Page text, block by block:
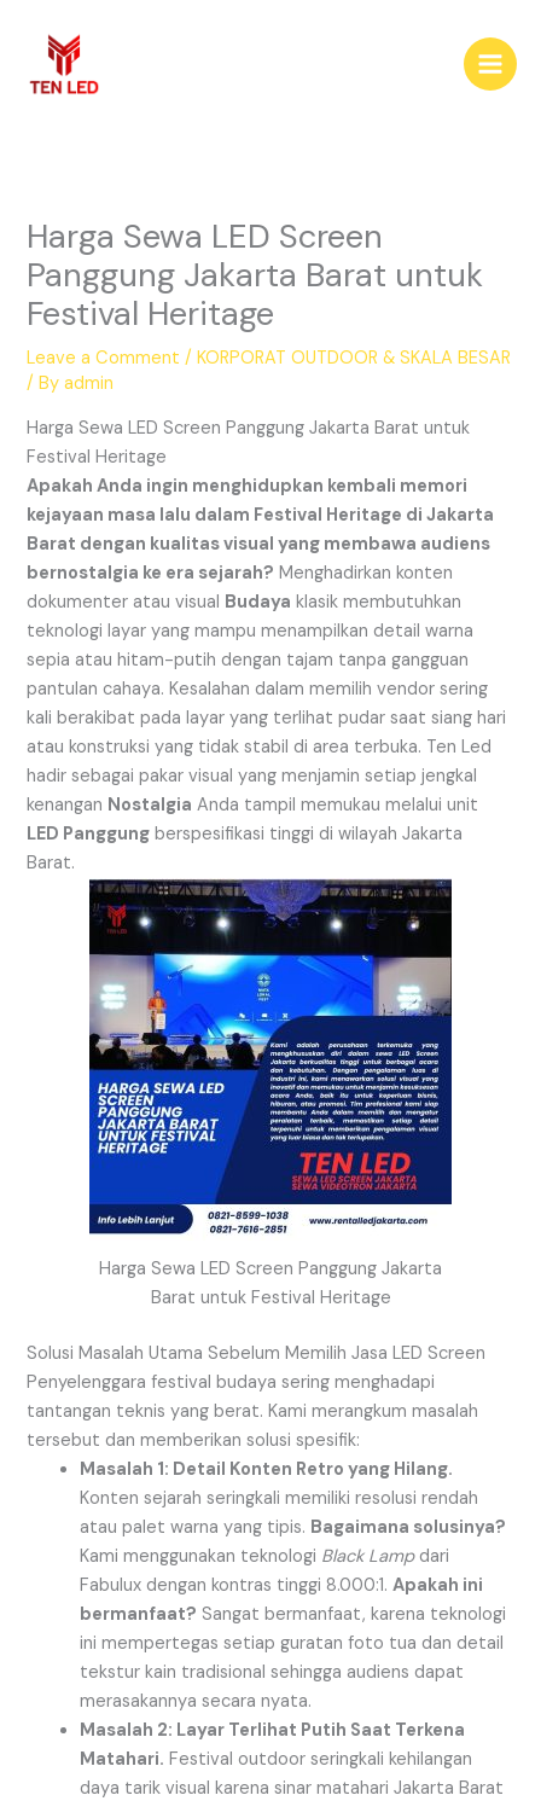
content
Harga Sewa LED Screen
Panggung Jakarta Barat untuk
Festival Heritage
Leave a Comment /KORPORAT OUTDOOR & SKALA BESAR
/ Byadmin
Harga Sewa LED Screen Panggung Jakarta Barat untuk
Festival Heritage
Apakah Anda ingin menghidupkan kembali memori
kejayaan masa lalu dalam Festival Heritage di Jakarta
Barat dengan kualitas visual yang membawa audiens
bernostalgia ke era sejarah? Menghadirkan konten
dokumenter atau visual Budaya klasik membutuhkan
teknologi layar yang mampu menampilkan detail warna
sepia atau hitam-putih dengan tajam tanpa gangguan
pantulan cahaya. Kesalahan dalam memilih vendor sering
kali berakibat pada layar yang terlihat pudar saat siang hari
atau konstruksi yang tidak stabil di area terbuka. Ten Led
hadir sebagai pakar visual yang menjamin setiap jengkal
kenangan Nostalgia Anda tampil memukau melalui unit
LED Panggung berspesifikasi tinggi di wilayah Jakarta
Barat.
Harga Sewa LED Screen Panggung Jakarta
Barat untuk Festival Heritage
Solusi Masalah Utama Sebelum Memilih Jasa LED Screen
Penyelenggara festival budaya sering menghadapi
tantangan teknis yang berat. Kami merangkum masalah
tersebut dan memberikan solusi spesifik:
Masalah 1: Detail Konten Retro yang Hilang.
Konten sejarah seringkali memiliki resolusi rendah
atau palet warna yang tipis. Bagaimana solusinya?
Kami menggunakan teknologi Black Lampdari
Fabulux dengan kontras tinggi 8.000:1.Apakah ini
bermanfaat? Sangat bermanfaat, karena teknologi
ini mempertegas setiap guratan foto tua dan detail
tekstur kain tradisional sehingga audiens dapat
merasakannya secara nyata.
Masalah 2: Layar Terlihat Putih Saat Terkena
Matahari. Festival outdoor seringkali kehilangan
daya tarik visual karena sinar matahari Jakarta Barat